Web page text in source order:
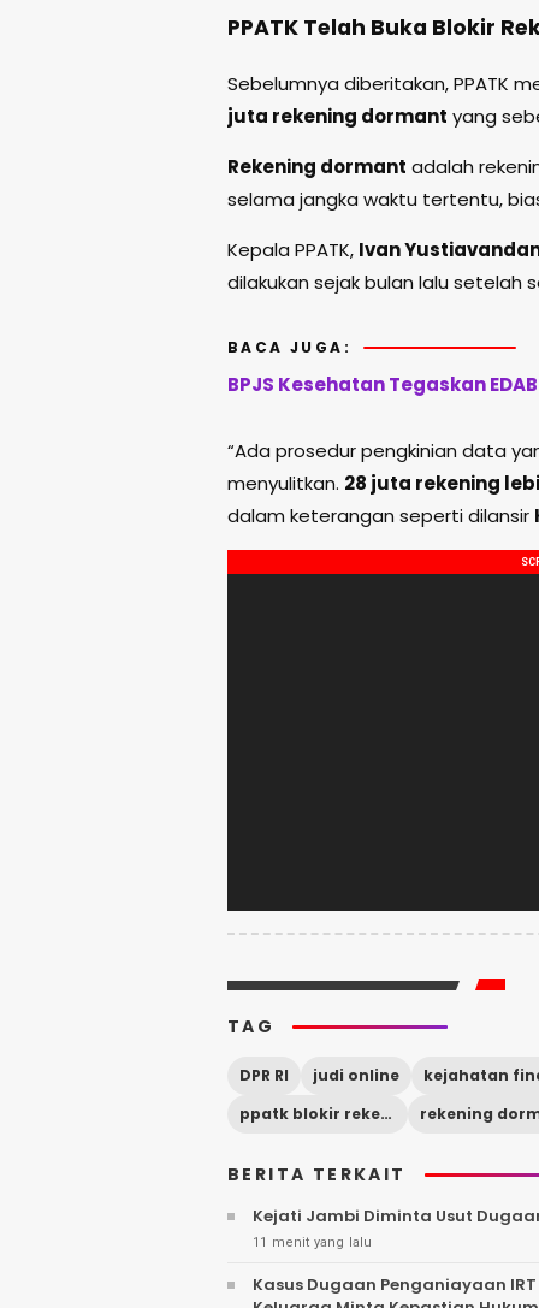
PPATK Telah Buka Blokir
Sebelumnya diberitakan, PPATK
juta rekening dormant yang
Rekening dormant adalah
selama jangka waktu tertentu,
Kepala PPATK, Ivan
dilakukan sejak bulan lalu setelah
BACA JUGA:
BPJS Kesehatan Tegaskan
“Ada prosedur pengkinian data
menyulitkan. 28 juta rekening
dalam keterangan seperti dilansir
TAG
DPR RI
judi online
ppatk blokir rekening
rekening
BERITA TERKAIT
Kejati Jambi Diminta Usut
11 menit yang lalu
Kasus Dugaan Penganiayaan